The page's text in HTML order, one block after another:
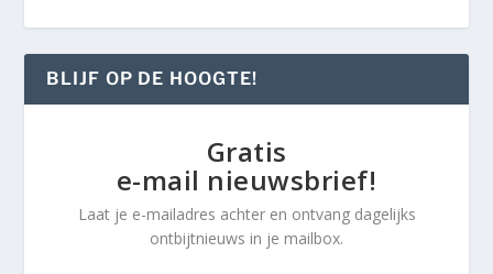
BLIJF OP DE HOOGTE!
Gratis
e-mail nieuwsbrief!
Laat je e-mailadres achter en ontvang dagelijks
ontbijtnieuws in je mailbox.